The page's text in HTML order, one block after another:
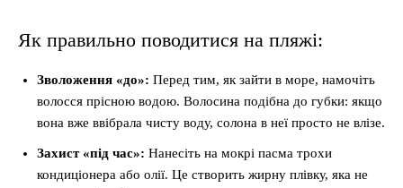
Як правильно поводитися на пляжі:
Зволоження «до»: Перед тим, як зайти в море, намочіть
волосся прісною водою. Волосина подібна до губки: якщо
вона вже ввібрала чисту воду, солона в неї просто не влізе.
Захист «під час»: Нанесіть на мокрі пасма трохи
кондиціонера або олії. Це створить жирну плівку, яка не